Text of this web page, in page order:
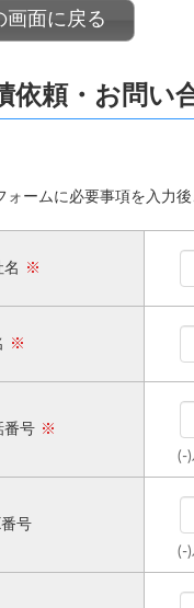
画面に戻る
依頼・お問い
ォームに必要事項を入力
名
番号
(-
番号
(-